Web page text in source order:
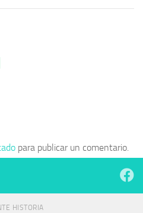
para publicar un comentario.
HISTORIA